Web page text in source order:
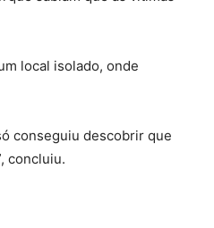
local isolado, onde
conseguiu descobrir que
concluiu.